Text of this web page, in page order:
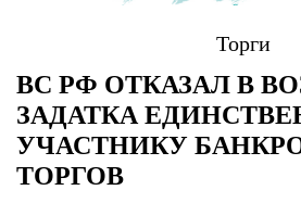
Торги
ВС РФ ОТКАЗАЛ В
ЗАДАТКА
УЧАСТНИКУ
ТОРГОВ